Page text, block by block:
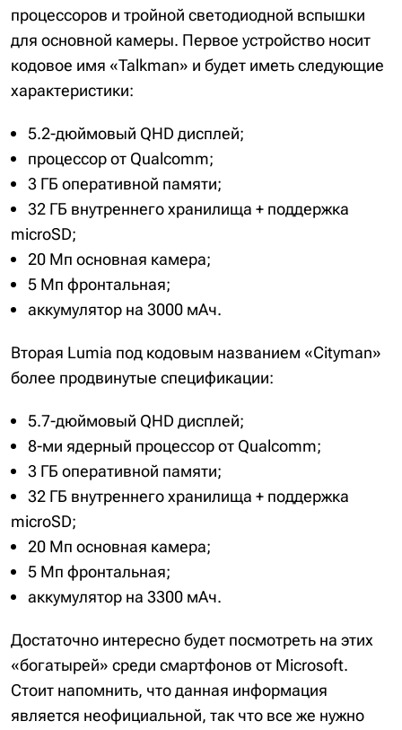
процессоров и тройной светодиодной вспышки
для основной камеры. Первое устройство носит
кодовое имя «Talkman» и будет иметь следующие
характеристики:
5.2-дюймовый QHD дисплей;
процессор от Qualcomm;
3 ГБ оперативной памяти;
32 ГБ внутреннего хранилища + поддержка
microSD;
20 Мп основная камера;
5 Мп фронтальная;
аккумулятор на 3000 мАч.
Вторая Lumia под кодовым названием «Cityman»
более продвинутые спецификации:
5.7-дюймовый QHD дисплей;
8-ми ядерный процессор от Qualcomm;
3 ГБ оперативной памяти;
32 ГБ внутреннего хранилища + поддержка
microSD;
20 Мп основная камера;
5 Мп фронтальная;
аккумулятор на 3300 мАч.
Достаточно интересно будет посмотреть на этих
«богатырей» среди смартфонов от Microsoft.
Стоит напомнить, что данная информация
является неофициальной, так что все же нужно